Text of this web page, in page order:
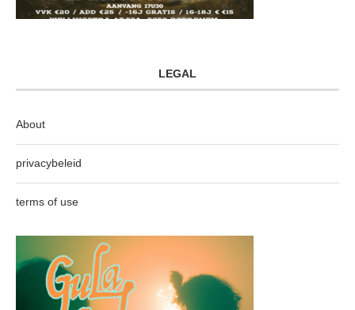
LEGAL
About
privacybeleid
terms of use